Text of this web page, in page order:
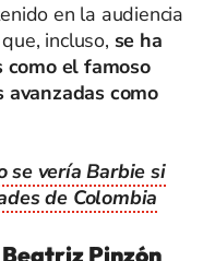
en la audiencia
incluso, se ha
como el famoso
avanzadas como
se vería Barbie si
de Colombia
Beatriz Pinzón